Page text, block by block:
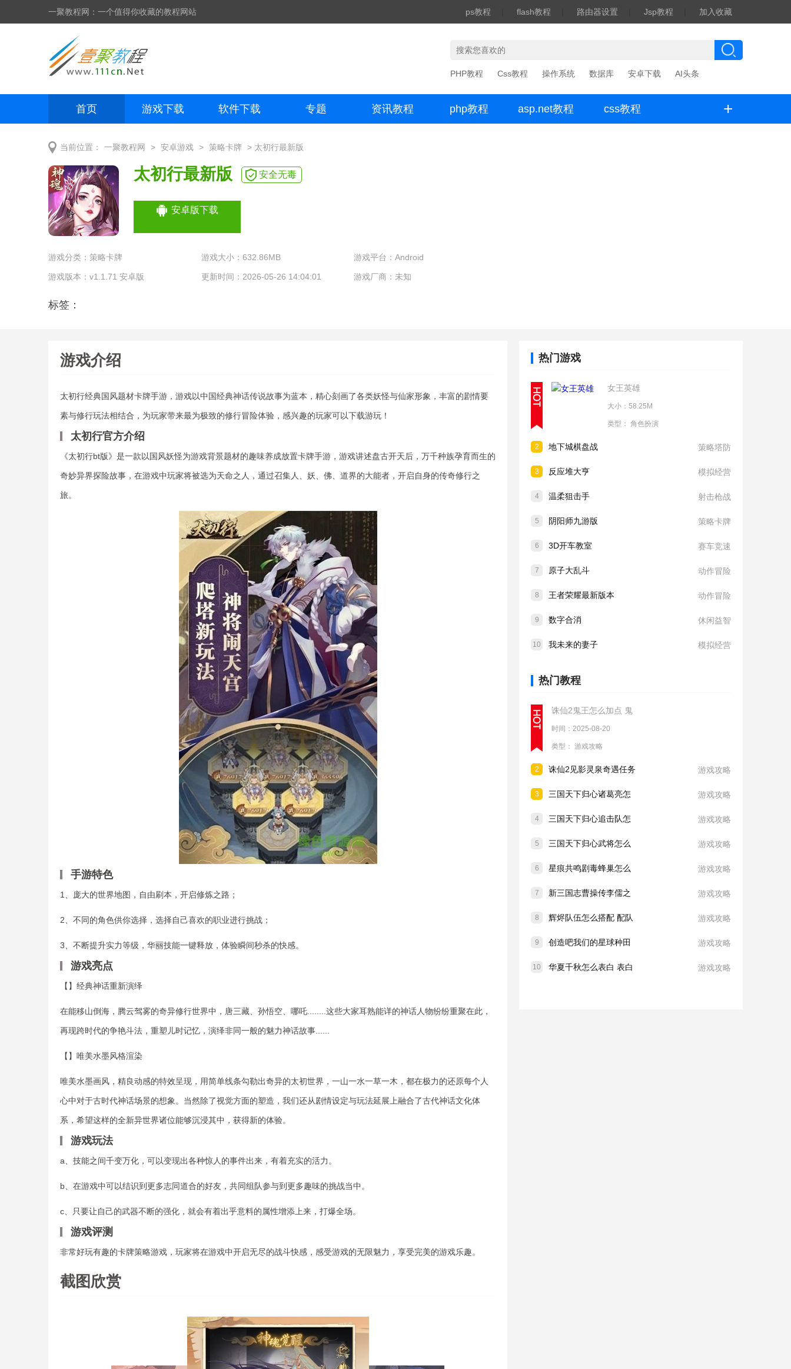
一聚教程网：一个值得你收藏的教程网站 ps教程 flash教程 路由器设置 Jsp教程 加入收藏
PHP教程 Css教程 操作系统 数据库 安卓下载 AI头条
首页 游戏下载 软件下载 专题 资讯教程 php教程 asp.net教程 css教程 +
当前位置： 一聚教程网 > 安卓游戏 > 策略卡牌 > 太初行最新版
太初行最新版 安全无毒
安卓版下载
游戏分类： 策略卡牌 游戏大小：632.86MB 游戏平台：Android
游戏版本：v1.1.71 安卓版 更新时间：2026-05-26 14:04:01 游戏厂商：未知
标签：
游戏介绍
太初行经典国风题材卡牌手游，游戏以中国经典神话传说故事为蓝本，精心刻画了各类妖怪与仙家形象，丰富的剧情要
素与修行玩法相结合，为玩家带来最为极致的修行冒险体验，感兴趣的玩家可以下载游玩！
太初行官方介绍
《太初行bt版》是一款以国风妖怪为游戏背景题材的趣味养成放置卡牌手游，游戏讲述盘古开天后，万千种族孕育而生的
奇妙异界探险故事，在游戏中玩家将被选为天命之人，通过召集人、妖、佛、道界的大能者，开启自身的传奇修行之
旅。
手游特色
1、庞大的世界地图，自由刷本，开启修炼之路；
2、不同的角色供你选择，选择自己喜欢的职业进行挑战；
3、不断提升实力等级，华丽技能一键释放，体验瞬间秒杀的快感。
游戏亮点
【】经典神话重新演绎
在能移山倒海，腾云驾雾的奇异修行世界中，唐三藏、孙悟空、哪吒........这些大家耳熟能详的神话人物纷纷重聚在此，
再现跨时代的争艳斗法，重塑儿时记忆，演绎非同一般的魅力神话故事......
【】唯美水墨风格渲染
唯美水墨画风，精良动感的特效呈现，用简单线条勾勒出奇异的太初世界，一山一水一草一木，都在极力的还原每个人
心中对于古时代神话场景的想象。当然除了视觉方面的塑造，我们还从剧情设定与玩法延展上融合了古代神话文化体
系，希望这样的全新异世界诸位能够沉浸其中，获得新的体验。
游戏玩法
a、技能之间千变万化，可以变现出各种惊人的事件出来，有着充实的活力。
b、在游戏中可以结识到更多志同道合的好友，共同组队参与到更多趣味的挑战当中。
c、只要让自己的武器不断的强化，就会有着出乎意料的属性增添上来，打爆全场。
游戏评测
非常好玩有趣的卡牌策略游戏，玩家将在游戏中开启无尽的战斗快感，感受游戏的无限魅力，享受完美的游戏乐趣。
截图欣赏
热门游戏
女王英雄
大小：58.25M
类型： 角色扮演
2 地下城棋盘战 策略塔防
3 反应堆大亨 模拟经营
4 温柔狙击手 射击枪战
5 阴阳师九游版 策略卡牌
6 3D开车教室 赛车竞速
7 原子大乱斗 动作冒险
8 王者荣耀最新版本 动作冒险
9 数字合消 休闲益智
10 我未来的妻子 模拟经营
热门教程
诛仙2鬼王怎么加点 鬼
时间：2025-08-20
类型： 游戏攻略
2 诛仙2见影灵泉奇遇任务 游戏攻略
3 三国天下归心诸葛亮怎 游戏攻略
4 三国天下归心追击队怎 游戏攻略
5 三国天下归心武将怎么 游戏攻略
6 星痕共鸣剧毒蜂巢怎么 游戏攻略
7 新三国志曹操传李儒之 游戏攻略
8 辉烬队伍怎么搭配 配队 游戏攻略
9 创造吧我们的星球种田 游戏攻略
10 华夏千秋怎么表白 表白 游戏攻略